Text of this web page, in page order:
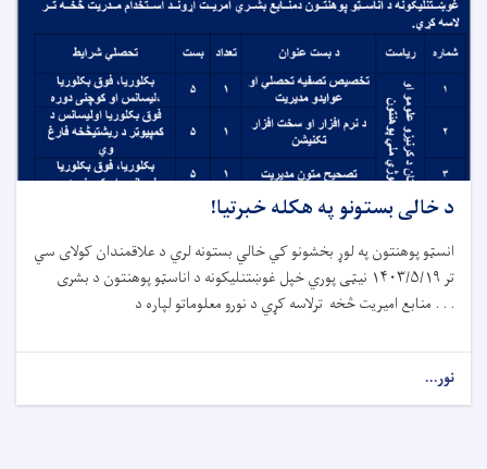
د خالی بستونو په هکله خبرتیا!
انسټو پوهنتون په لوړ بخشونو کي خالي بستونه لري د علاقمندان کولای سي
تر ۱۴۰۳/۵/۱۹ نیټی پوري خپل غوښتنلیکونه د اناسټو پوهنتون د بشری
منابع امیریت څخه ترلاسه کړي د نورو معلوماتو لپاره د . . .
نور...